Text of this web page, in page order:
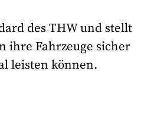
des THW und stellt
ihre Fahrzeuge sicher
leisten können.